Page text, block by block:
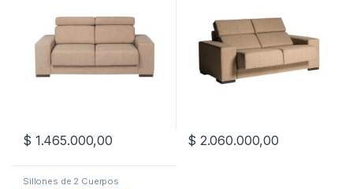
$ 1.465.000,00 $ 2.060.000,00
Sillones de 2 Cuerpos